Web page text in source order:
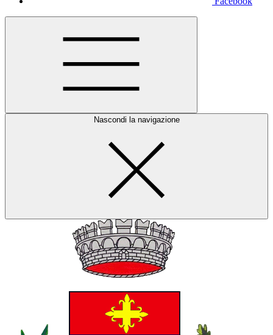
Nascondi la navigazione